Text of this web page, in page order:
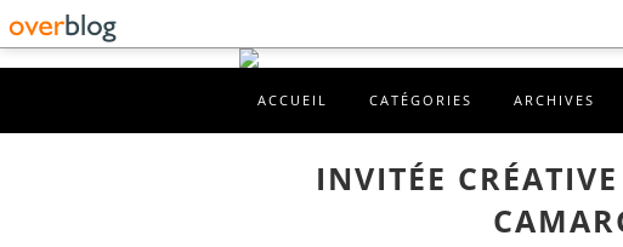
ACCUEIL CATÉGORIES ARCHIVES
INVITÉE